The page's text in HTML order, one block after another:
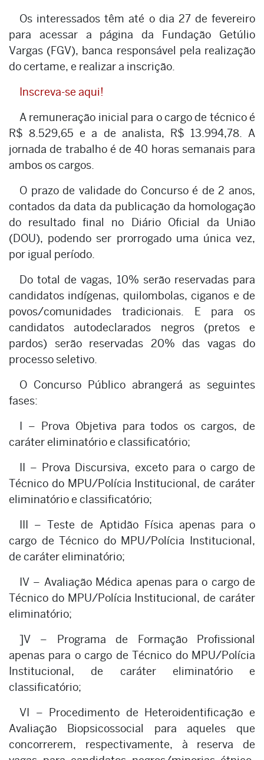
Os interessados têm até o dia 27 de fevereiro
para acessar a página da Fundação Getúlio
Vargas (FGV), banca responsável pela realização
do certame, e realizar a inscrição.
Inscreva-se aqui!
A remuneração inicial para o cargo de técnico é
R$ 8.529,65 e a de analista, R$ 13.994,78. A
jornada de trabalho é de 40 horas semanais para
ambos os cargos.
O prazo de validade do Concurso é de 2 anos,
contados da data da publicação da homologação
do resultado final no Diário Oficial da União
(DOU), podendo ser prorrogado uma única vez,
por igual período.
Do total de vagas, 10% serão reservadas para
candidatos indígenas, quilombolas, ciganos e de
povos/comunidades tradicionais. E para os
candidatos autodeclarados negros (pretos e
pardos) serão reservadas 20% das vagas do
processo seletivo.
O Concurso Público abrangerá as seguintes
fases:
I – Prova Objetiva para todos os cargos, de
caráter eliminatório e classificatório;
II – Prova Discursiva, exceto para o cargo de
Técnico do MPU/Polícia Institucional, de caráter
eliminatório e classificatório;
III – Teste de Aptidão Física apenas para o
cargo de Técnico do MPU/Polícia Institucional,
de caráter eliminatório;
IV – Avaliação Médica apenas para o cargo de
Técnico do MPU/Polícia Institucional, de caráter
eliminatório;
]V – Programa de Formação Profissional
apenas para o cargo de Técnico do MPU/Polícia
Institucional, de caráter eliminatório e
classificatório;
VI – Procedimento de Heteroidentificação e
Avaliação Biopsicossocial para aqueles que
concorrerem, respectivamente, à reserva de